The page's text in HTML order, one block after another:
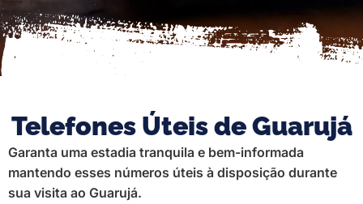
Telefones Úteis de Guarujá
Garanta uma estadia tranquila e bem-informada
mantendo esses números úteis à disposição durante
sua visita ao Guarujá.